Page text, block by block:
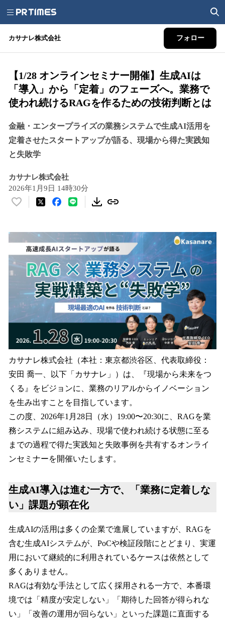
カサナレ株式会社 フォロー
【1/28 オンラインセミナー開催】生成AIは
「導入」から「定着」のフェーズへ。業務で
使われ続けるRAGを作るための技術判断とは
金融・エンタープライズの業務システムで生成AI活用を
定着させたスタートアップが語る、現場から得た実践知
と失敗学
カサナレ株式会社
2026年1月9日 14時30分
い
読
み
中
で
カサナレ株式会社（本社：東京都渋谷区、代表取締役：
安田 喬一、以下「カサナレ」）は、『現場から未来をつ
くる』をビジョンに、業務のリアルからイノベーション
を生み出すことを目指しています。
この度、2026年1月28日（水）19:00〜20:30に、RAGを業
務システムに組み込み、現場で使われ続ける状態に至る
までの過程で得た実践知と失敗事例を共有するオンライ
ンセミナーを開催いたします。
生成AI導入は進む一方で、「業務に定着しな
い」課題が顕在化
生成AIの活用は多くの企業で進展していますが、RAGを
含む生成AIシステムが、PoCや検証段階にとどまり、実運
用において継続的に利用されているケースは依然として
多くありません。
RAGは有効な手法として広く採用される一方で、本番環
境では「精度が安定しない」「期待した回答が得られな
い」「改善の運用が回らない」といった課題に直面する